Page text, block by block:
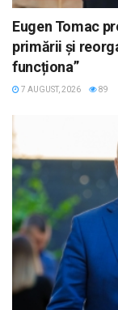
Eugen Tomac
primării și
funcționa”
7 AUGUST, 2026 89